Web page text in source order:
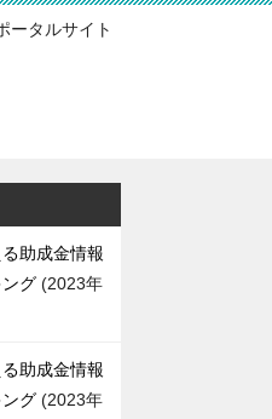
ータルサイト
助成金情報
グ
2023年
助成金情報
グ
2023年